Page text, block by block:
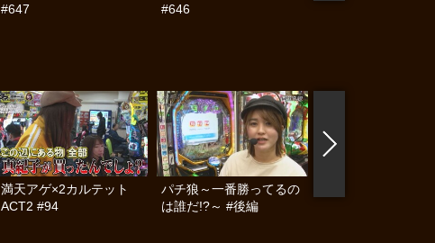
#647
#646
満天アゲ×2カルテット
ACT2 #94
パチ狼～一番勝ってるの
は誰だ!?～ #後編